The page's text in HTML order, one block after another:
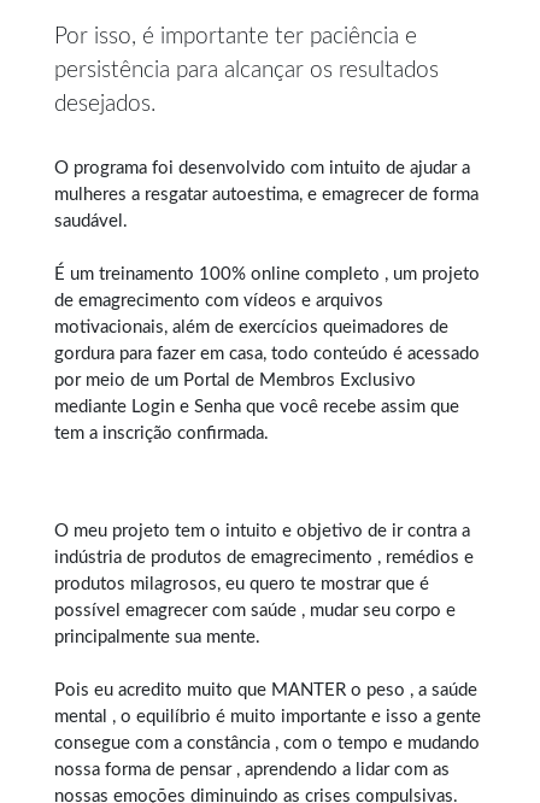
Por isso, é importante ter paciência e
persistência para alcançar os resultados
desejados.
O programa foi desenvolvido com intuito de ajudar a
mulheres a resgatar autoestima, e emagrecer de forma
saudável .
É um treinamento 100% online completo , um projeto
de emagrecimento com vídeos e arquivos
motivacionais, além de exercícios queimadores de
gordura para fazer em casa, todo conteúdo é acessado
por meio de um Portal de Membros Exclusivo
mediante Login e Senha que você recebe assim que
tem a inscrição confirmada.
O meu projeto tem o intuito e objetivo de ir contra a
indústria de produtos de emagrecimento , remédios e
produtos milagrosos, eu quero te mostrar que é
possível emagrecer com saúde , mudar seu corpo e
principalmente sua mente.
Pois eu acredito muito que MANTER o peso , a saúde
mental , o equilíbrio é muito importante e isso a gente
consegue com a constância , com o tempo e mudando
nossa forma de pensar , aprendendo a lidar com as
nossas emoções diminuindo as crises compulsivas.